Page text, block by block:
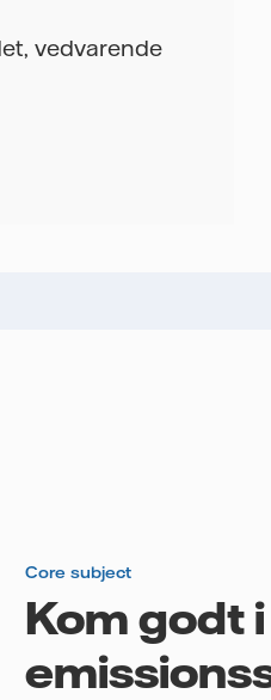
vedvarende
Core subject
Kom godt